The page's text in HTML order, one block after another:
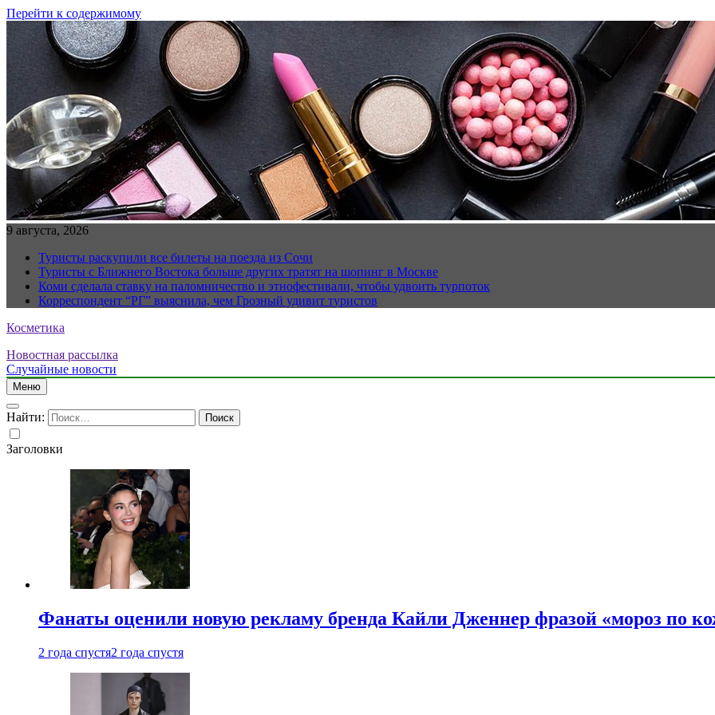
Перейти к содержимому
9 августа, 2026
Туристы раскупили все билеты на поезда из Сочи
Туристы с Ближнего Востока больше других тратят на шопинг в Москве
Коми сделала ставку на паломничество и этнофестивали, чтобы удвоить турпоток
Корреспондент “РГ” выяснила, чем Грозный удивит туристов
Косметика
Новостная рассылка
Случайные новости
Меню
Найти:
Заголовки
Фанаты оценили новую рекламу бренда Кайли Дженнер фразой «мороз по
2 года спустя2 года спустя